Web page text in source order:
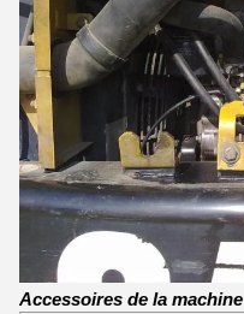
Accessoires de la machine